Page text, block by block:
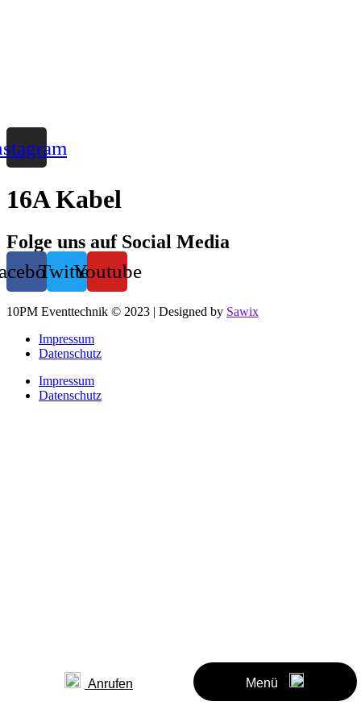
Anrufen Menü
16A Kabel
Folge uns auf Social Media
TwitterYoutube
10PM Eventtechnik © 2023 | Designed by Sawix
Impressum
Datenschutz
Impressum
Datenschutz